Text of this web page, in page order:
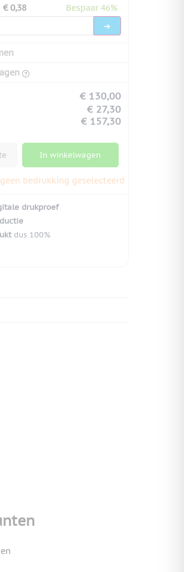
€ 0,38
Bespaar 46%
€ 130,00
€ 27,30
€ 157,30
In winkelwagen
bedrukking geselecteerd
drukproef
dus 100%